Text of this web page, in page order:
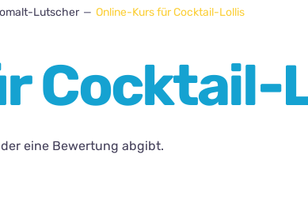
Lutscher Online-Kurs für Cocktail-Lollis
Cocktail-
eine Bewertung abgibt.